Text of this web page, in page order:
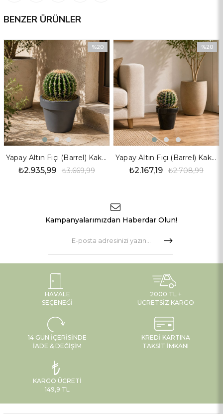
dekoratif saksılarınızda dolgun ve dikkat çekici bir duruş sergiler.
gerektirmez; en gölge köşelerde bile her zaman taze ve diri görünür.
Dayanıklı Yapı:
Yüksek kaliteli malzemesi sayesinde formunu bozmaz ve
uzun yıllar boyunca dekorasyonunuzun vazgeçilmez bir parçası olmaya
devam eder.
Dekorasyon Önerileri: Bu heybetli kaktüsü; beton, hasır veya seramik
saksılarla kombinleyerek salonunuzun köşe noktalarında, balkonlarda veya
ofis girişlerinde modern bir atmosfer yaratabilirsiniz. Bohem ve endüstriyel
dekorasyon stilleri için mükemmel bir tamamlayıcıdır.
Teknik Özellikler
Marka:Dekorsende
Bitki Türü:
Yapay Kaktüs / Sukulent
İç mekan ve kapalı dış mekan dekorasyonu.
Gerektiğinde yumuşak bir fırça veya nemli bezle tozunu almanız
BENZER ÜRÜNLER
Yapay Altın Fıçı (Barrel) Kaktüs 47 cm
₺2.935,99 ₺3.669,99
%20
%20İndirim
Yapay Altın Fıçı (Barrel) Kaktüs 35 Cm
₺2.167,19 ₺2.708,99
%20
İndirim
Kampanyalarımızdan Haberdar Olun!
HAVALE
SEÇENEĞI
2000 TL +
ÜCRETSIZ KARGO
14 GÜN İÇERISINDE
İADE & DEĞIŞIM
KREDI KARTINA
TAKSIT İMKANI
KARGO ÜCRETI
149,9 TL